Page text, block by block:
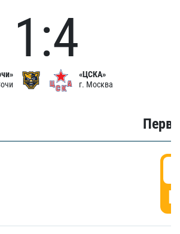
1:4
«ЦСКА»
г. Москва